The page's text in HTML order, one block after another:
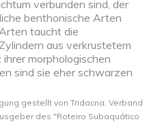
verbunden sind, der
benthonische Arten
taucht die
aus verkrustetem
morphologischen
sind sie eher schwarzen
gestellt von Tridacna, Verband
des "Roteiro Subaquático